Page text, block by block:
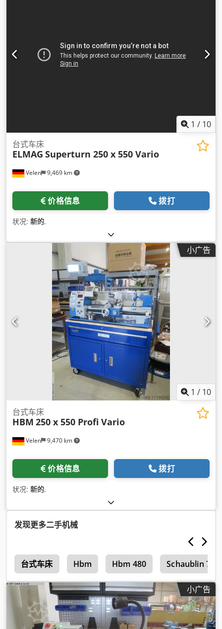
1 / 10
Velen 9,469 km
台式车床
ELMAG Superturn 250 x 550 Vario
价格信息 拨打
状况: 新的,
小广告
1 / 10
Velen 9,470 km
台式车床
HBM 250 x 550 Profi Vario
价格信息 拨打
状况: 新的,
发现更多二手机械
台式车床 Hbm Hbm 480 Schaublin 70
小广告